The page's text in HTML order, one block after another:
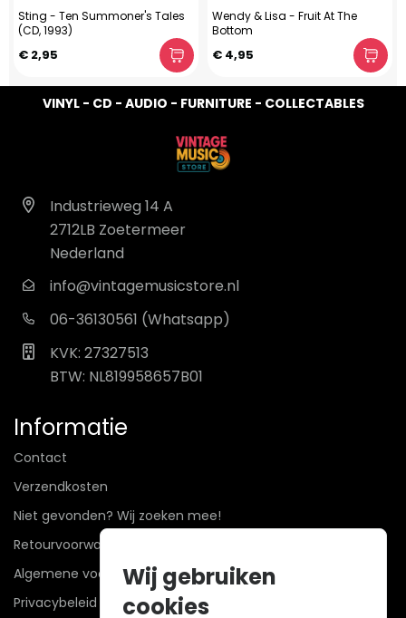
Sting - Ten Summoner's Tales
(CD, 1993)
€ 2,95
Wendy & Lisa - Fruit At The
Bottom
€ 4,95
VINYL - CD - AUDIO - FURNITURE - COLLECTABLES
Industrieweg 14 A
2712LB Zoetermeer
Nederland
info@vintagemusicstore.nl
06-36130561 (Whatsapp)
KVK: 27327513
BTW: NL819958657B01
Informatie
Contact
Verzendkosten
Niet gevonden? Wij zoeken mee!
Retourvoorwaarden
Algemene voorwaarden
Privacybeleid
Wij gebruiken
cookies